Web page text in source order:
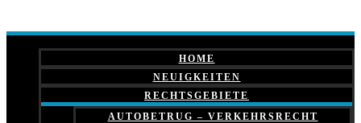
HOME
NEUIGKEITEN
RECHTSGEBIETE
AUTOBETRUG – VERKEHRSRECHT